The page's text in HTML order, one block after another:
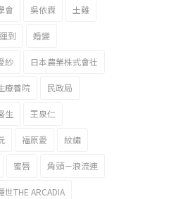
會 吳依霖 土雞
到 婚變
紗 日本農業株式會社
療養院 民政局
生 王泉仁
福原愛 紋繡
蜜唇 角頭－浪流連
世THE ARCADIA